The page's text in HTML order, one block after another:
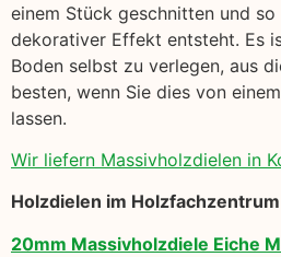
einem Stück geschnitten und
dekorativer Effekt entsteht. Es
Boden selbst zu verlegen, aus
besten, wenn Sie dies von
lassen.
Wir liefern Massivholzdielen in
Holzdielen im
20mm Massivholzdiele Eiche